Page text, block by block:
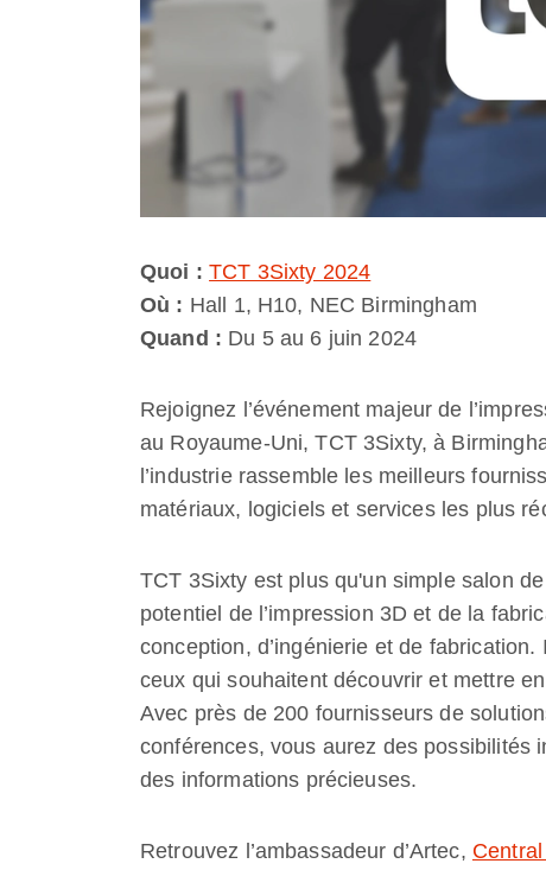
Quoi : TCT 3Sixty 2024
Où : Hall 1, H10, NEC Birmingham
Quand : Du 5 au 6 juin 2024
Rejoignez l’événement majeur de
au Royaume-Uni, TCT 3Sixty, à
l’industrie rassemble les meilleurs
matériaux, logiciels et services les plus
TCT 3Sixty est plus qu'un simple salon
potentiel de l’impression 3D et de la
conception, d’ingénierie et de fabrication.
ceux qui souhaitent découvrir et mettre
Avec près de 200 fournisseurs de
conférences, vous aurez des possibilités
des informations précieuses.
Retrouvez l’ambassadeur d’Artec,